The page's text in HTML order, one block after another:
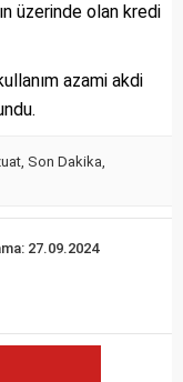
üzerinde olan kredi
azami akdi
, Son Dakika,
27.09.2024